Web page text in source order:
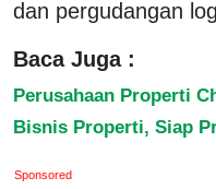
dan pergudangan
Baca Juga :
Perusahaan Properti
Bisnis Properti, Siap
Sponsored